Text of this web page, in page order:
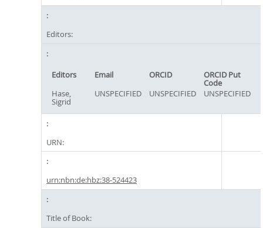
Editors:
Editors Email ORCID ORCID Put
Code
Hase,
Sigrid
UNSPECIFIED UNSPECIFIED UNSPECIFIED
URN:
urn:nbn:de:hbz:38-524423
Title of Book: